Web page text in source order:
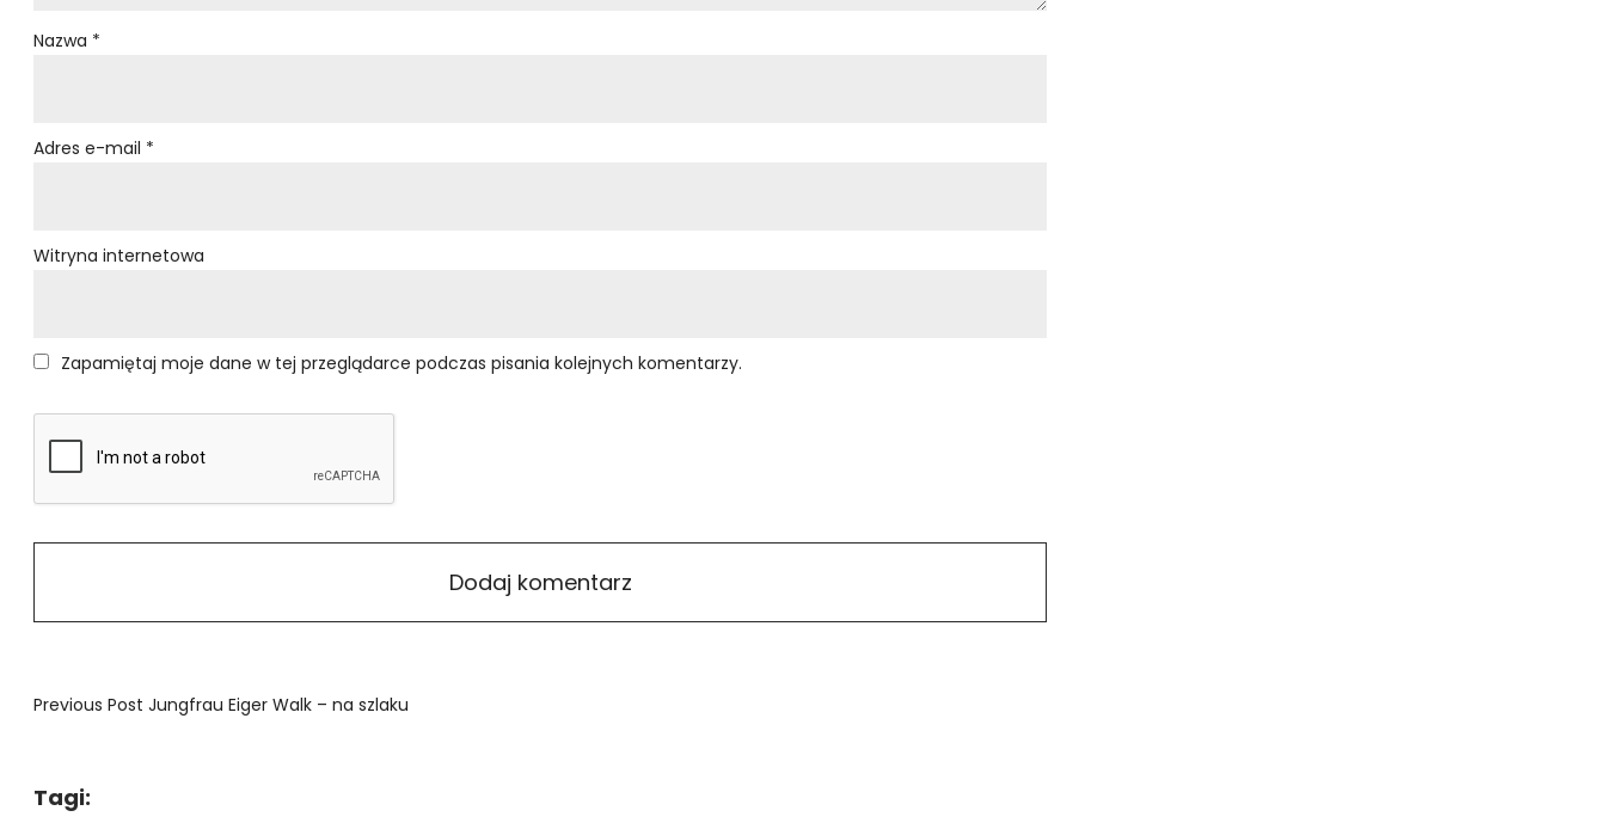
Nazwa *
Adres e-mail *
Witryna internetowa
Zapamiętaj moje dane w tej przeglądarce podczas pisania kolejnych komentarzy.
Previous Post Jungfrau Eiger Walk – na szlaku
Tagi: